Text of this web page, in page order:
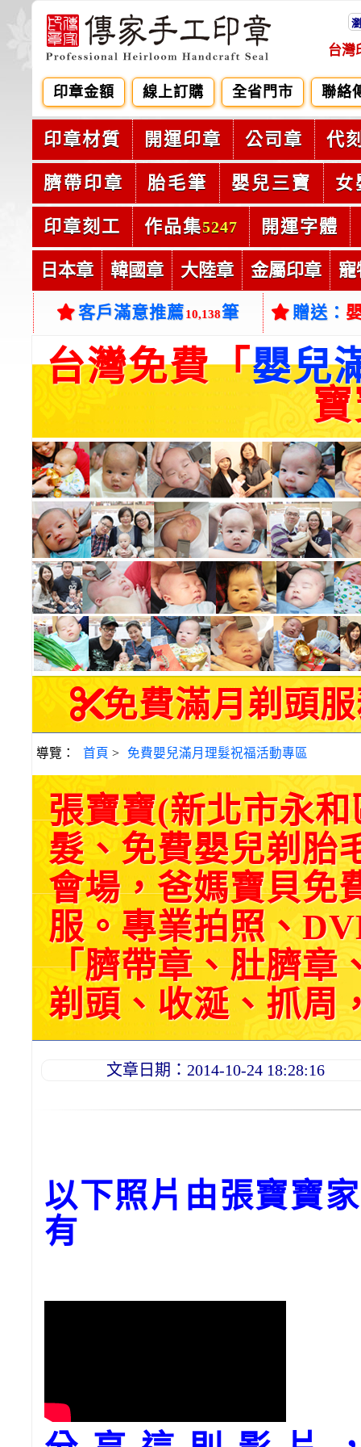
台灣
印章金額 線上訂購 全省門市 聯絡
印章材質 開運印章 公司章 代
臍帶印章 胎毛筆 嬰兒三寶 女
印章刻工 作品集5247 開運字體
日本章 韓國章 大陸章 金屬印章 寵
客戶滿意推薦10,138筆 贈送：
台灣免費「嬰兒
免費滿月剃頭服
導覽： 首頁 > 免費嬰兒滿月理髮祝福活動專區
張寶寶(新北市永
髮、免費嬰兒剃胎
會場，爸媽寶貝免
服。專業拍照、
「臍帶章、肚臍章
剃頭、收涎、抓周
文章日期：2014-10-24 18:28:16
以下照片由張寶寶
有